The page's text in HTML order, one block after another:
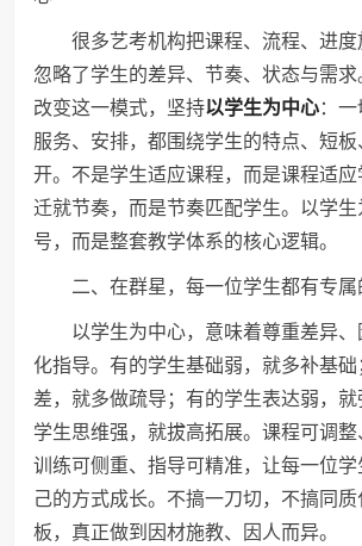
很多艺考机构把课程、流程、进
忽略了学生的差异、节奏、状态与需
改变这一模式，坚持以学生为中心：一
服务、安排，都围绕学生的特点、短
开。不是学生适应课程，而是课程适
迁就节奏，而是节奏匹配学生。以学生
号，而是整套教学体系的核心逻辑。
二、在群星，每一位学生都有专
以学生为中心，意味着尊重差异
化指导。有的学生基础弱，就多补基
差，就多做疏导；有的学生表达弱，
学生思维强，就拔高拓展。课程可调整
训练可侧重、指导可精准，让每一位学
己的方式成长。不搞一刀切，不搞同
板，真正做到因材施教、因人而异。